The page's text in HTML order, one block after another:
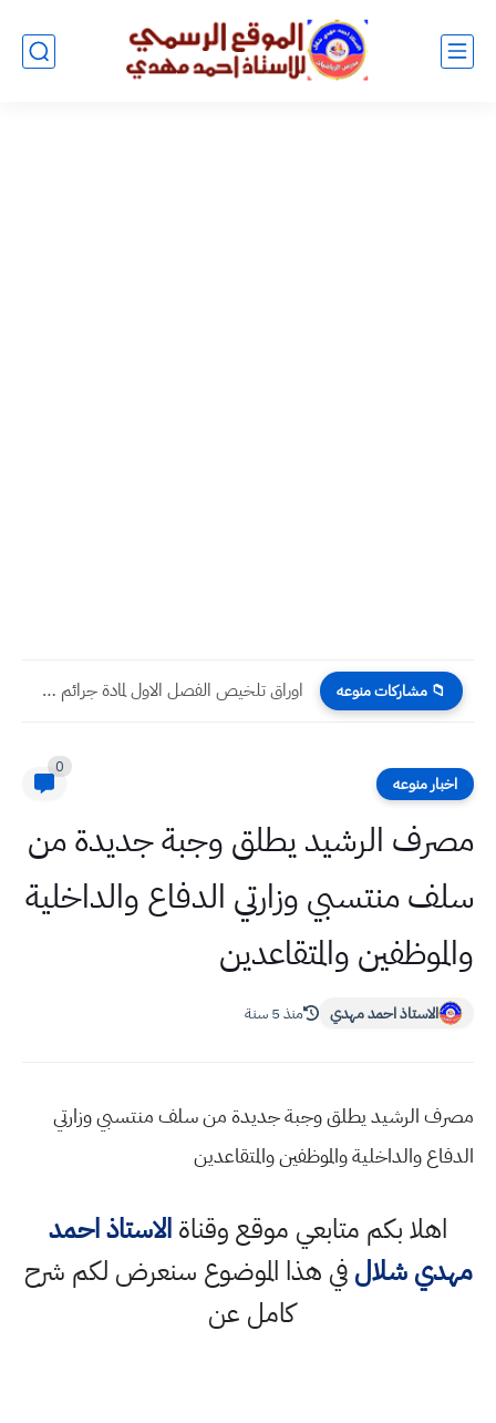
📁 مشاركات منوعه اوراق تلخيص الفصل الاول لمادة جرائم حزب البعث الرابع الاعدادي
اخبار منوعه
0
مصرف الرشيد يطلق وجبة جديدة من
سلف منتسبي وزارتي الدفاع والداخلية
والموظفين والمتقاعدين
الاستاذ احمد مهدي منذ 5 سنة
مصرف الرشيد يطلق وجبة جديدة من سلف منتسبي وزارتي
الدفاع والداخلية والموظفين والمتقاعدين
اهلا بكم متابعي موقع وقناةالاستاذ احمد
مهدي شلالفي هذا الموضوع سنعرض لكم شرح
كامل عن